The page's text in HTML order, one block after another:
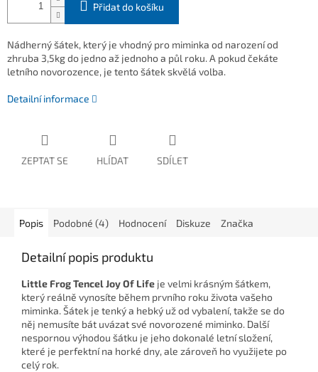
Přidat do košíku
Nádherný šátek, který je vhodný pro miminka od narození od
zhruba 3,5kg do jedno až jednoho a půl roku. A pokud čekáte
letního novorozence, je tento šátek skvělá volba.
Detailní informace
ZEPTAT SE HLÍDAT SDÍLET
Popis Podobné (4) Hodnocení Diskuze Značka
Detailní popis produktu
Little Frog Tencel Joy Of Life je velmi krásným šátkem,
který reálně vynosíte během prvního roku života vašeho
miminka. Šátek je tenký a hebký už od vybalení, takže se do
něj nemusíte bát uvázat své novorozené miminko. Další
nespornou výhodou šátku je jeho dokonalé letní složení,
které je perfektní na horké dny, ale zároveň ho využijete po
celý rok.